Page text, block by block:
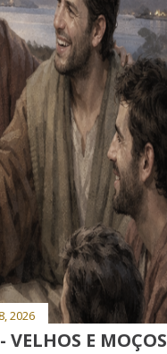
2026
E MOÇOS